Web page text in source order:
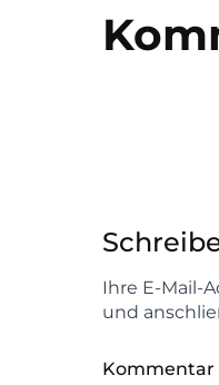
Ihre E-Mail-
und
Kommentar